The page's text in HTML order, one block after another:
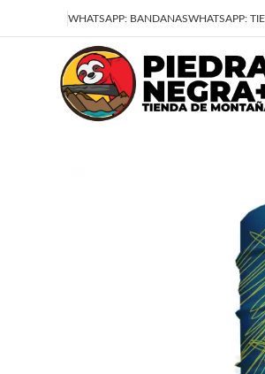
WHATSAPP: BANDANASWHATSAPP:
Deja que la montaña sea parte de tu